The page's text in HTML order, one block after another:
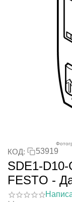
КОД: 53919
SDE1-
FESTO -